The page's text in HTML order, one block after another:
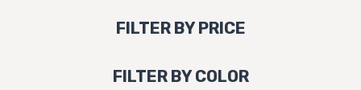
FILTER BY PRICE
FILTER BY COLOR